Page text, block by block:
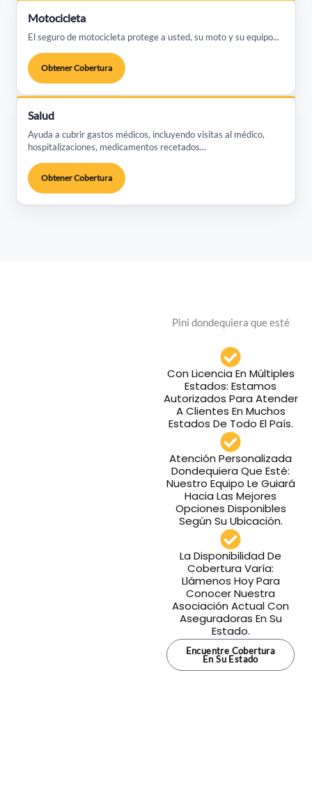
Motocicleta
El seguro de motocicleta protege a usted, su moto y su equipo...
Obtener Cobertura
Salud
Ayuda a cubrir gastos médicos, incluyendo visitas al médico,
hospitalizaciones, medicamentos recetados...
Obtener Cobertura
Pini dondequiera que esté
Con Licencia En Múltiples
Estados: Estamos
Autorizados Para Atender
A Clientes En Muchos
Estados De Todo El País.
Atención Personalizada
Dondequiera Que Esté:
Nuestro Equipo Le Guiará
Hacia Las Mejores
Opciones Disponibles
Según Su Ubicación.
La Disponibilidad De
Cobertura Varía:
Llámenos Hoy Para
Conocer Nuestra
Asociación Actual Con
Aseguradoras En Su
Estado.
Encuentre Cobertura
En Su Estado